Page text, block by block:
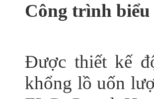
Công trình
Được thiết kế
khổng lồ uốn